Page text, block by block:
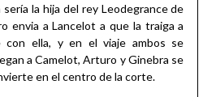
la hija del rey Leodegrance de
envia a Lancelot a que la traiga a
con ella, y en el viaje ambos se
a Camelot, Arturo y Ginebra se
en el centro de la corte.